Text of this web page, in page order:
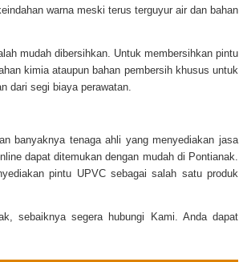
warna meski terus terguyur air dan bahan
mudah dibersihkan. Untuk membersihkan pintu
kimia ataupun bahan pembersih khusus untuk
dari segi biaya perawatan.
banyaknya tenaga ahli yang menyediakan jasa
dapat ditemukan dengan mudah di Pontianak.
pintu UPVC sebagai salah satu produk
sebaiknya segera hubungi Kami. Anda dapat